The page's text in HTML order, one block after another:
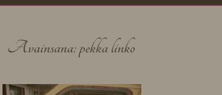
Avainsana: pekka linko